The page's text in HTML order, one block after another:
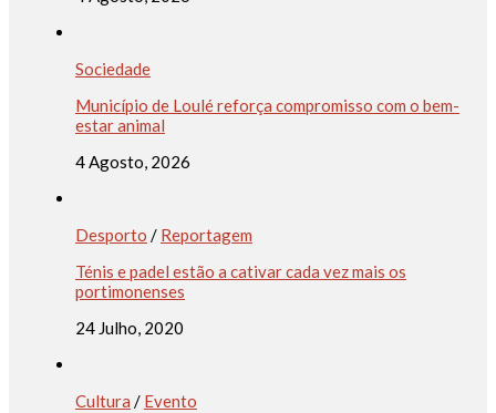
Sociedade
Município de Loulé reforça compromisso com o bem-
estar animal
4 Agosto, 2026
Desporto / Reportagem
Ténis e padel estão a cativar cada vez mais os
portimonenses
24 Julho, 2020
Cultura / Evento